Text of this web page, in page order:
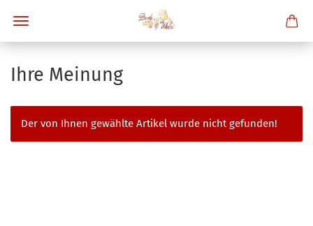
Ihre Meinung
Der von Ihnen gewählte Artikel wurde nicht gefunden!